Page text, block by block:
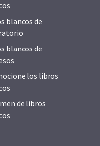
blancos de
blancos de
los libros
de libros